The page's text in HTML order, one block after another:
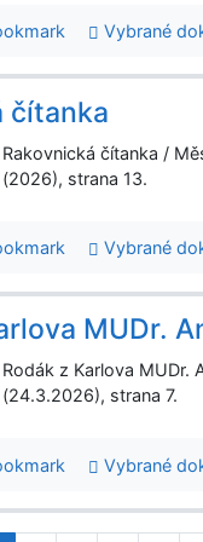
Vybrané
čítanka
Rakovnická čítanka /
(2026), strana 13.
Vybrané
MUDr.
Rodák z Karlova MUDr.
(24.3.2026), strana 7.
Vybrané